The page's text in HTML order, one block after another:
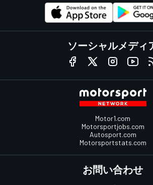
ソーシャルメディ
Motor1.com
Motorsportjobs.com
Autosport.com
Motorsportstats.com
お問い合わせ